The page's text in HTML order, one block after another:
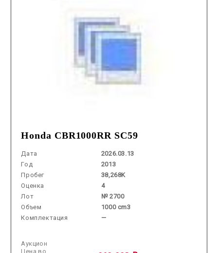
Honda CBR1000RR SC59
Дата
2026.03.13
Год
2013
Пробег
38,268K
Оценка
4
Лот
№ 2700
Объем
1000 cm3
Комплектация
—
Аукцион
Цена во